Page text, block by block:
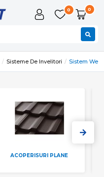
0 0
Sisteme De Invelitori Sistem
ACOPERISURI PLANE